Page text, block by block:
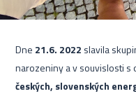
Dne 21.6. 2022 slavila
narozeniny a v souvislosti s
českých, slovenských